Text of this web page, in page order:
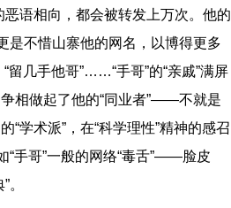
语相向，都会被转发上万次。他的
是不惜山寨他的网名，以博得更多
留几手他哥”……“手哥”的“亲戚”满屏
相做起了他的“同业者”——不就是
学术派”，在“科学理性”精神的感召
“手哥”一般的网络“毒舌”——脸皮
典”。